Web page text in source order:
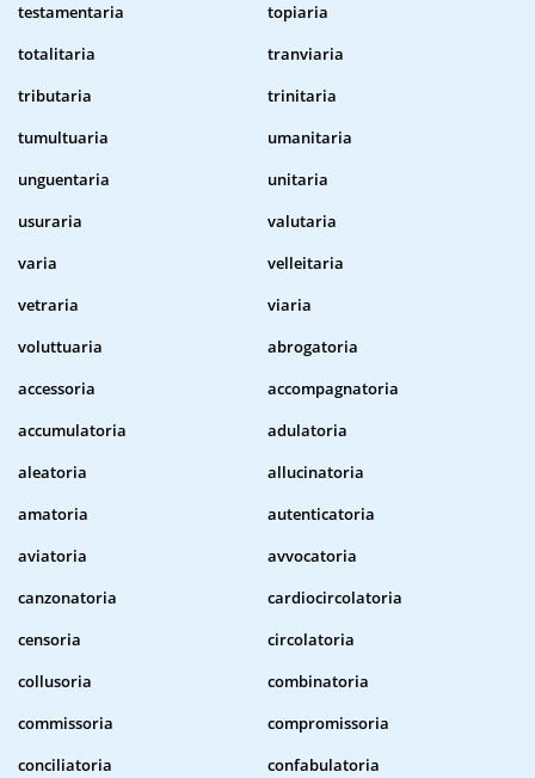
testamentaria
topiaria
totalitaria
tranviaria
tributaria
trinitaria
tumultuaria
umanitaria
unguentaria
unitaria
usuraria
valutaria
varia
velleitaria
vetraria
viaria
voluttuaria
abrogatoria
accessoria
accompagnatoria
accumulatoria
adulatoria
aleatoria
allucinatoria
amatoria
autenticatoria
aviatoria
avvocatoria
canzonatoria
cardiocircolatoria
censoria
circolatoria
collusoria
combinatoria
commissoria
compromissoria
conciliatoria
confabulatoria